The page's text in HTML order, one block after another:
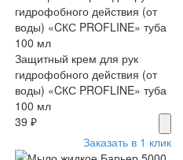
Защитный крем для рук
гидрофобного действия (от
воды) «CКС PROFLINE» туба
100 мл
39 ₽
Заказать в 1 клик